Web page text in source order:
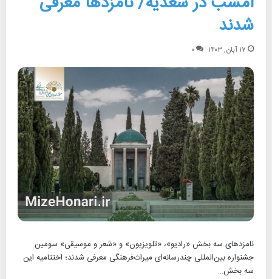
شدند
۱۷ آبان, ۱۴۰۳ ۰
نامزدهای سه بخش «رادیو»، «تلویزیون» و «شعر و موسیقی» سومین
جشنواره بین‌المللی چندرسانه‌ای میراث‌فرهنگی معرفی شدند؛ اختتامیه این
سه بخش…